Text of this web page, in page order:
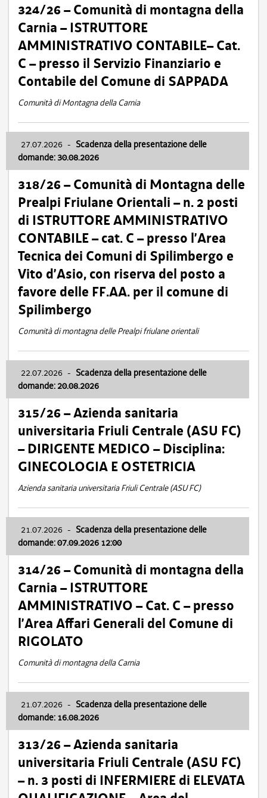
324/26 – Comunità di montagna della
Carnia – ISTRUTTORE
AMMINISTRATIVO CONTABILE– Cat.
C – presso il Servizio Finanziario e
Contabile del Comune di SAPPADA
Comunità di Montagna della Carnia
27.07.2026 - Scadenza della presentazione delle
domande: 30.08.2026
318/26 – Comunità di Montagna delle
Prealpi Friulane Orientali – n. 2 posti
di ISTRUTTORE AMMINISTRATIVO
CONTABILE – cat. C – presso l’Area
Tecnica dei Comuni di Spilimbergo e
Vito d’Asio, con riserva del posto a
favore delle FF.AA. per il comune di
Spilimbergo
Comunità di montagna delle Prealpi friulane orientali
22.07.2026 - Scadenza della presentazione delle
domande: 20.08.2026
315/26 – Azienda sanitaria
universitaria Friuli Centrale (ASU FC)
– DIRIGENTE MEDICO – Disciplina:
GINECOLOGIA E OSTETRICIA
Azienda sanitaria universitaria Friuli Centrale (ASU FC)
21.07.2026 - Scadenza della presentazione delle
domande: 07.09.2026 12:00
314/26 – Comunità di montagna della
Carnia – ISTRUTTORE
AMMINISTRATIVO – Cat. C – presso
l’Area Affari Generali del Comune di
RIGOLATO
Comunità di montagna della Carnia
21.07.2026 - Scadenza della presentazione delle
domande: 16.08.2026
313/26 – Azienda sanitaria
universitaria Friuli Centrale (ASU FC)
– n. 3 posti di INFERMIERE di ELEVATA